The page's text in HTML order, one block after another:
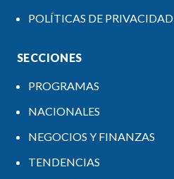
POLÍTICAS DE PRIVACIDAD
SECCIONES
PROGRAMAS
NACIONALES
NEGOCIOS Y FINANZAS
TENDENCIAS